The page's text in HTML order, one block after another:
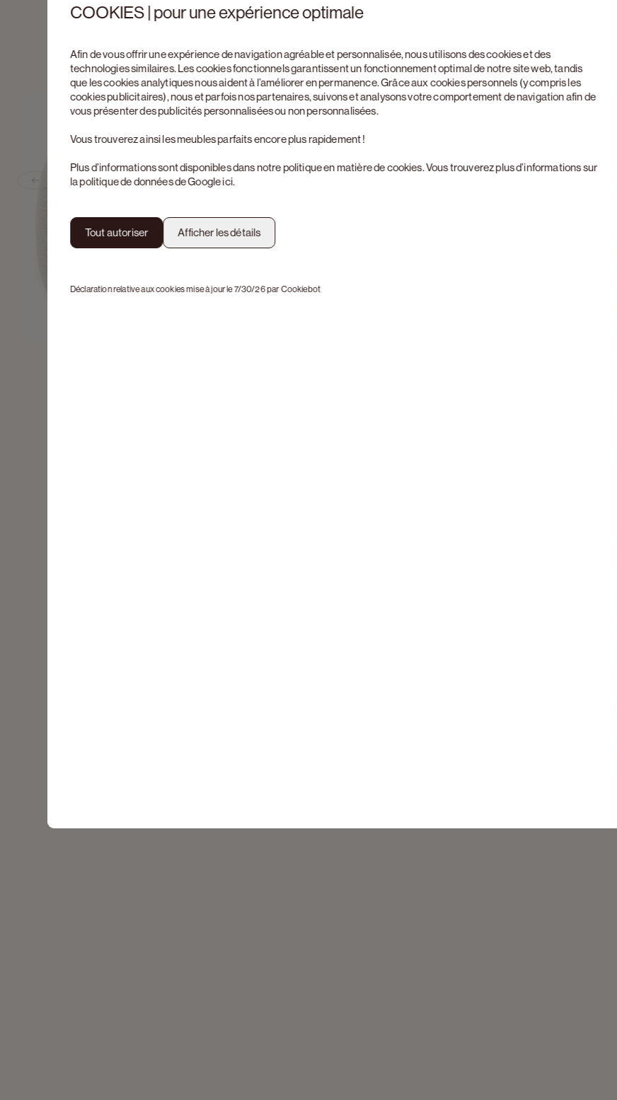
COOKIES | pour une expérience optimale
Afin de vous offrir une expérience de navigation agréable et personnalisée, nous utilisons des cookies et des
technologies similaires. Les cookies fonctionnels garantissent un fonctionnement optimal de notre site web, tandis
que les cookies analytiques nous aident à l’améliorer en permanence. Grâce aux cookies personnels (y compris les
cookies publicitaires), nous et parfois nos partenaires, suivons et analysons votre comportement de navigation afin de
vous présenter des publicités personnalisées ou non personnalisées.
Vous trouverez ainsi les meubles parfaits encore plus rapidement !
Plus d’informations sont disponibles dans notrepolitique en matière de cookies. Vous trouverez plus d’informations sur
la politique de données de Googleici.
Tout autoriser Afficher les détails
Déclaration relative aux cookies mise à jour le 7/30/26 parCookiebot
Previous slide